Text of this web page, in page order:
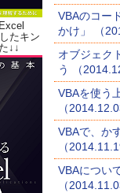
たキン
↓↓
VBAのコー
かけ」 （
オブジェク
う （
VBAを使う
（
VBAで、か
（
VBAについ
（